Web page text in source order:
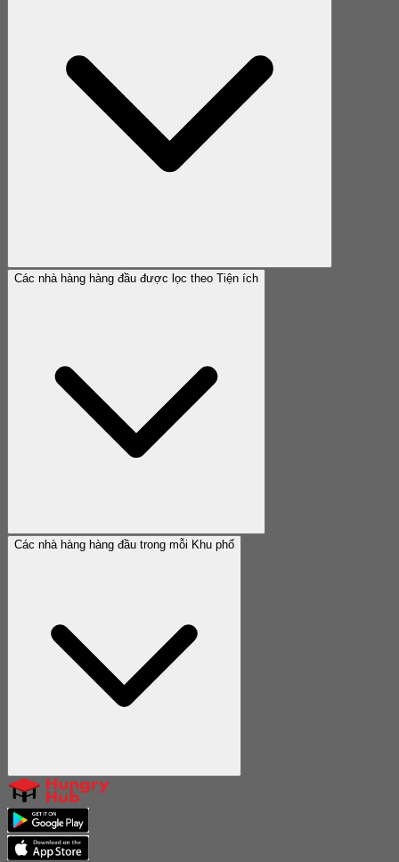
Các nhà hàng hàng đầu được lọc theo Tiện ích
Các nhà hàng hàng đầu trong mỗi Khu phố